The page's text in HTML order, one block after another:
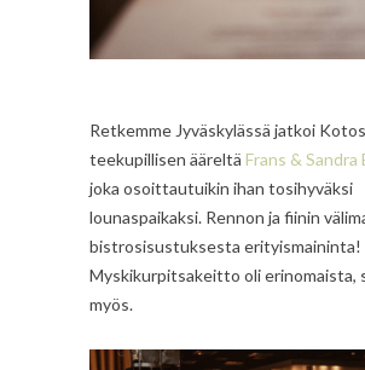
Retkemme Jyväskylässä jatkoi
teekupillisen ääreltä Frans &
joka osoittautuikin ihan tosihyväksi
lounaspaikaksi. Rennon ja fiinin
bistrosisustuksesta erityismaininta!
Myskikurpitsakeitto oli erinomaista,
myös.